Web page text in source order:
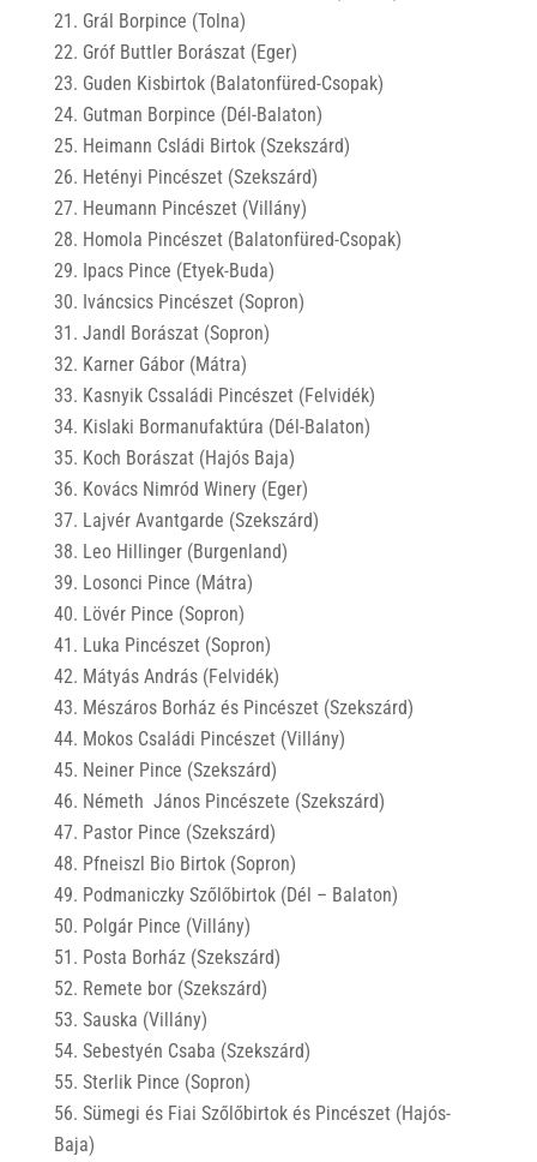
Grál Borpince (Tolna)
Gróf Buttler Borászat (Eger)
Guden Kisbirtok (Balatonfüred-Csopak)
Gutman Borpince (Dél-Balaton)
Heimann Csládi Birtok (Szekszárd)
Hetényi Pincészet (Szekszárd)
Heumann Pincészet (Villány)
Homola Pincészet (Balatonfüred-Csopak)
Ipacs Pince (Etyek-Buda)
Iváncsics Pincészet (Sopron)
Jandl Borászat (Sopron)
Karner Gábor (Mátra)
Kasnyik Cssaládi Pincészet (Felvidék)
Kislaki Bormanufaktúra (Dél-Balaton)
Koch Borászat (Hajós Baja)
Kovács Nimród Winery (Eger)
Lajvér Avantgarde (Szekszárd)
Leo Hillinger (Burgenland)
Losonci Pince (Mátra)
Lövér Pince (Sopron)
Luka Pincészet (Sopron)
Mátyás András (Felvidék)
Mészáros Borház és Pincészet (Szekszárd)
Mokos Családi Pincészet (Villány)
Neiner Pince (Szekszárd)
Németh János Pincészete (Szekszárd)
Pastor Pince (Szekszárd)
Pfneiszl Bio Birtok (Sopron)
Podmaniczky Szőlőbirtok (Dél – Balaton)
Polgár Pince (Villány)
Posta Borház (Szekszárd)
Remete bor (Szekszárd)
Sauska (Villány)
Sebestyén Csaba (Szekszárd)
Sterlik Pince (Sopron)
Sümegi és Fiai Szőlőbirtok és Pincészet (Hajós-
Baja)